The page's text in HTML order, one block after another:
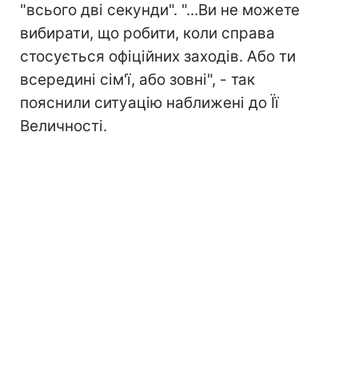
"всього дві секунди". "...Ви не можете
вибирати, що робити, коли справа
стосується офіційних заходів. Або ти
всередині сім'ї, або зовні", - так
пояснили ситуацію наближені до Її
Величності.